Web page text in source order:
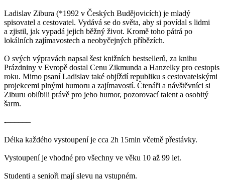
Ladislav Zibura (*1992 v Českých Budějovicích) je mladý
spisovatel a cestovatel. Vydává se do světa, aby si povídal s lidmi
a zjistil, jak vypadá jejich běžný život. Kromě toho pátrá po
lokálních zajímavostech a neobyčejných příbězích.
O svých výpravách napsal šest knižních bestsellerů, za knihu
Prázdniny v Evropě dostal Cenu Zikmunda a Hanzelky pro cestopis
roku. Mimo psaní Ladislav také objíždí republiku s cestovatelskými
projekcemi plnými humoru a zajímavostí. Čtenáři a návštěvníci si
Ziburu oblíbili právě pro jeho humor, pozorovací talent a osobitý
šarm.
-––––––
Délka každého vystoupení je cca 2h 15min včetně přestávky.
Vystoupení je vhodné pro všechny ve věku 10 až 99 let.
Studenti a senioři mají slevu na vstupném.